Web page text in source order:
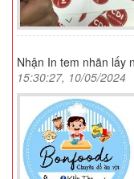
Nhận In tem nhãn lấy
15:30:27, 10/05/2024